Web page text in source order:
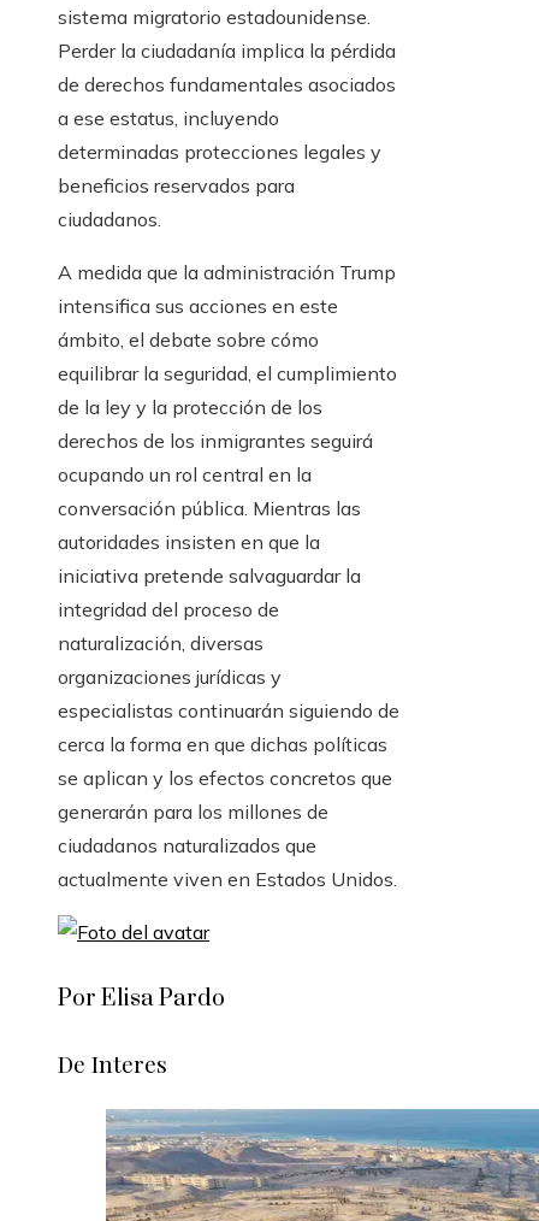
sistema migratorio estadounidense.
Perder la ciudadanía implica la pérdida
de derechos fundamentales asociados
a ese estatus, incluyendo
determinadas protecciones legales y
beneficios reservados para
ciudadanos.
A medida que la administración Trump
intensifica sus acciones en este
ámbito, el debate sobre cómo
equilibrar la seguridad, el cumplimiento
de la ley y la protección de los
derechos de los inmigrantes seguirá
ocupando un rol central en la
conversación pública. Mientras las
autoridades insisten en que la
iniciativa pretende salvaguardar la
integridad del proceso de
naturalización, diversas
organizaciones jurídicas y
especialistas continuarán siguiendo de
cerca la forma en que dichas políticas
se aplican y los efectos concretos que
generarán para los millones de
ciudadanos naturalizados que
actualmente viven en Estados Unidos.
Por Elisa Pardo
De Interes